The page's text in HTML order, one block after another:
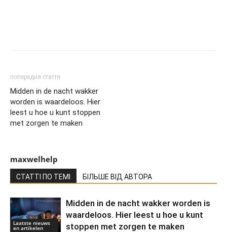
попередня стаття
Midden in de nacht wakker
worden is waardeloos. Hier
leest u hoe u kunt stoppen
met zorgen te maken
maxwelhelp
СТАТТІ ПО ТЕМІ БІЛЬШЕ ВІД АВТОРА
Laatste nieuws
en artikelen
Midden in de nacht wakker worden is
waardeloos. Hier leest u hoe u kunt
stoppen met zorgen te maken